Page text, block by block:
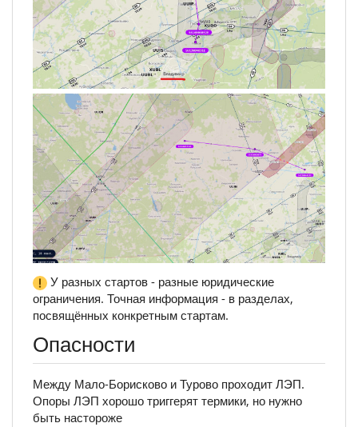
У разных стартов - разные юридические
ограничения. Точная информация - в разделах,
посвящённых конкретным стартам.
Опасности
Между Мало-Борисково и Турово проходит ЛЭП.
Опоры ЛЭП хорошо триггерят термики, но нужно
быть настороже